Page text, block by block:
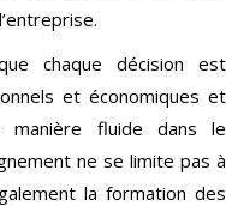
chaque décision est
et économiques et
manière fluide dans le
ne se limite pas à
la formation des